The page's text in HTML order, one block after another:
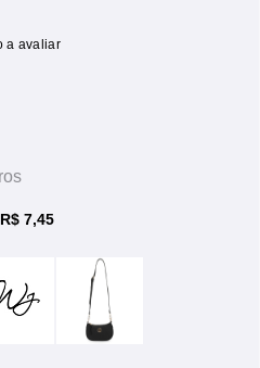
a avaliar
7,45